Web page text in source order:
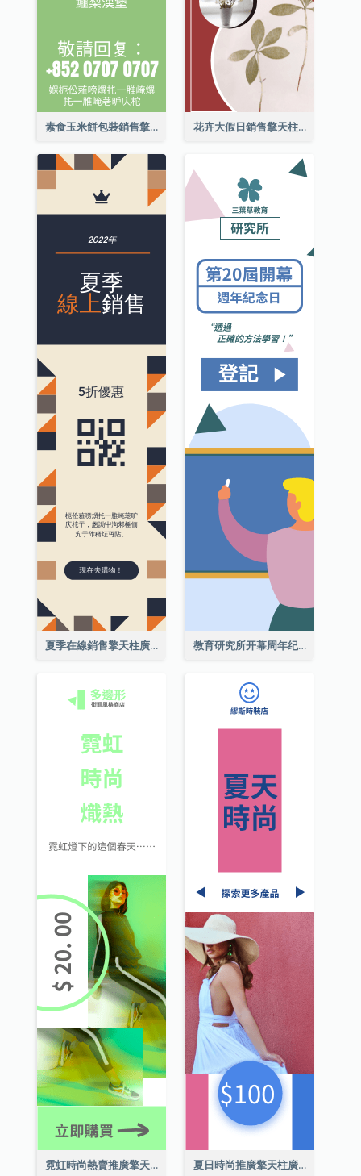
素食玉米餅包裝銷售擎天柱廣告 花卉大假日銷售擎天柱廣告
夏季在線銷售擎天柱廣告 教育研究所开幕周年纪念日擎天柱廣告
霓虹時尚熱賣推廣擎天柱廣告 夏日時尚推廣擎天柱廣告